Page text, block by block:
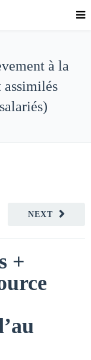
à la
assimilés
NEXT
+